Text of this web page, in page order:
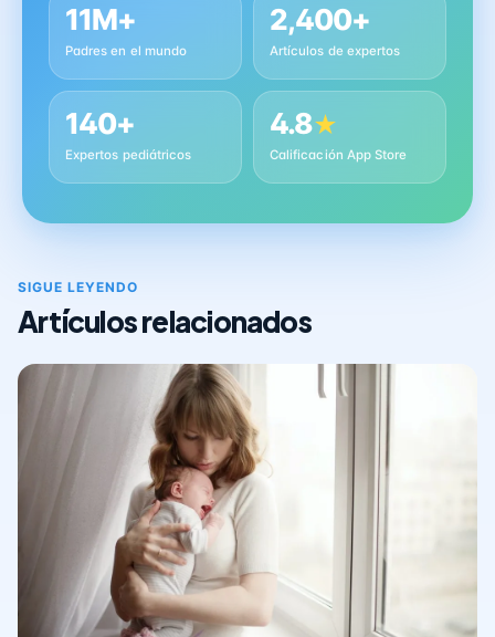
11M+
Padres en el mundo
2,400+
Artículos de expertos
140+
Expertos pediátricos
4.8★
Calificación App Store
SIGUE LEYENDO
Artículos relacionados